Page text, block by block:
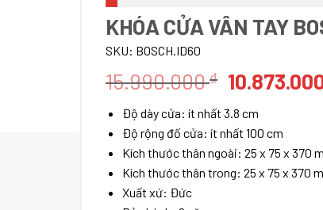
KHÓA CỬA VÂN TAY
SKU: BOSCH.ID60
15.990.000₫ Giá
là:
15.990.000
Độ dày cửa: ít nhất 3.8 cm
Độ rộng đố cửa: ít nhất 100 cm
Kích thước thân ngoài: 25 x 75 x 370
Kích thước thân trong: 25 x 75 x 370
Xuất xứ: Đức